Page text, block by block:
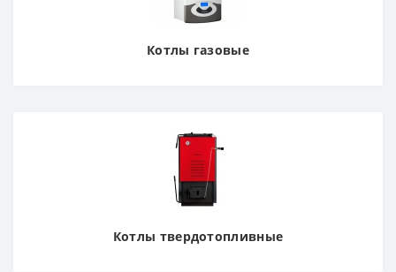
Котлы газовые
Котлы твердотопливные